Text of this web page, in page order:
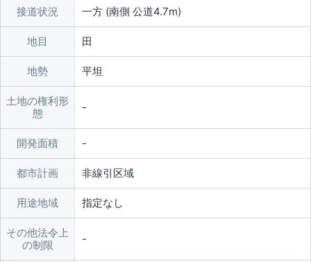
接道状況 一方 (南側 公道4.7m)
地目 田
地勢 平坦
土地の権利形
態
開発面積
都市計画 非線引区域
用途地域 指定なし
その他法令上
の制限